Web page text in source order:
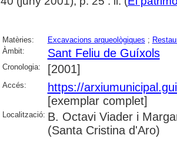
Matèries: Excavacions arqueològiques ;
Àmbit:
Sant Feliu de Guíxols
Cronologia: [2001]
Accés:
https://
[exemplar complet]
Localització: B. Octavi Viader i
(Santa Cristina d'Aro)